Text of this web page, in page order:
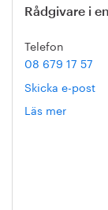
Rådgivare i
Telefon
08 679 17 57
Skicka e-post
Läs mer